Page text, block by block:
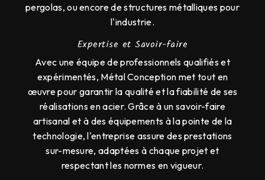
pergolas, ou encore de structures métalliques pour
l'industrie.
Expertise et Savoir-faire
Avec une équipe de professionnels qualifiés et
expérimentés, Métal Conception met tout en
œuvre pour garantir la qualité et la fiabilité de ses
réalisations en acier. Grâce à un savoir-faire
artisanal et à des équipements à la pointe de la
technologie, l'entreprise assure des prestations
sur-mesure, adaptées à chaque projet et
respectant les normes en vigueur.